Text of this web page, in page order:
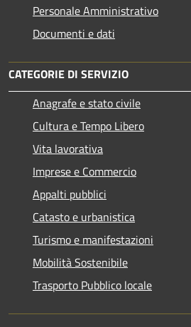
Personale Amministrativo
Documenti e dati
CATEGORIE DI SERVIZIO
Anagrafe e stato civile
Cultura e Tempo Libero
Vita lavorativa
Imprese e Commercio
Appalti pubblici
Catasto e urbanistica
Turismo e manifestazioni
Mobilità Sostenibile
Trasporto Pubblico locale